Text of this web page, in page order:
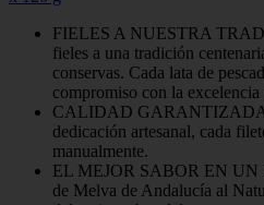
FIELES A NUESTRA
fieles a una tradición
conservas. Cada lata de
compromiso con la excelencia
CALIDAD GARANTIZADA:
dedicación artesanal, cada
manualmente.
EL MEJOR SABOR EN UN
de Melva de Andalucía al